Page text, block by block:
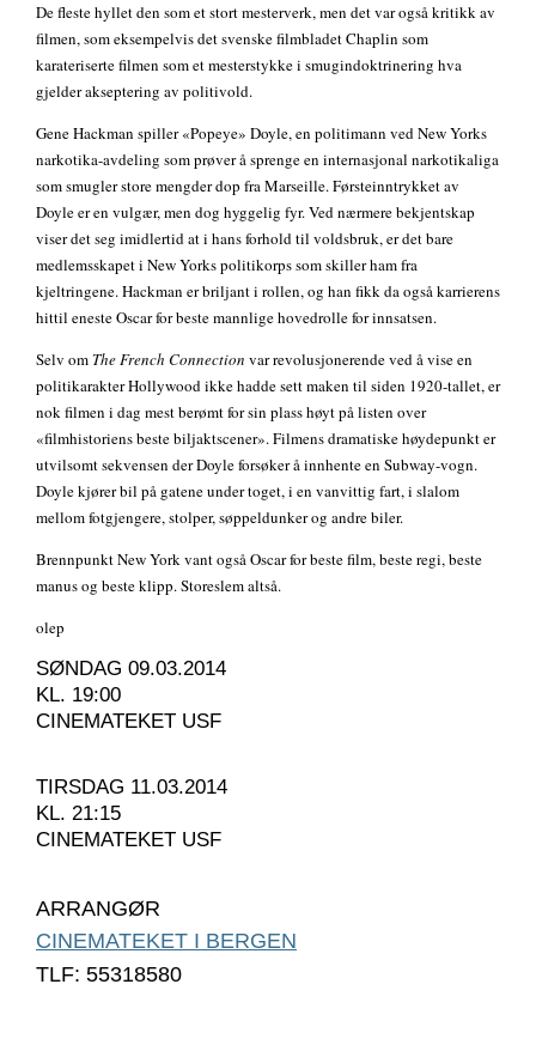
De fleste hyllet den som et stort mesterverk, men det var også kritikk av
filmen, som eksempelvis det svenske filmbladet Chaplin som
karateriserte filmen som et mesterstykke i smugindoktrinering hva
gjelder akseptering av politivold.
Gene Hackman spiller «Popeye» Doyle, en politimann ved New Yorks
narkotika-avdeling som prøver å sprenge en internasjonal narkotikaliga
som smugler store mengder dop fra Marseille. Førsteinntrykket av
Doyle er en vulgær, men dog hyggelig fyr. Ved nærmere bekjentskap
viser det seg imidlertid at i hans forhold til voldsbruk, er det bare
medlemsskapet i New Yorks politikorps som skiller ham fra
kjeltringene. Hackman er briljant i rollen, og han fikk da også karrierens
hittil eneste Oscar for beste mannlige hovedrolle for innsatsen.
Selv om The French Connection var revolusjonerende ved å vise en
politikarakter Hollywood ikke hadde sett maken til siden 1920-tallet, er
nok filmen i dag mest berømt for sin plass høyt på listen over
«filmhistoriens beste biljaktscener». Filmens dramatiske høydepunkt er
utvilsomt sekvensen der Doyle forsøker å innhente en Subway-vogn.
Doyle kjører bil på gatene under toget, i en vanvittig fart, i slalom
mellom fotgjengere, stolper, søppeldunker og andre biler.
Brennpunkt New York vant også Oscar for beste film, beste regi, beste
manus og beste klipp. Storeslem altså.
olep
SØNDAG 09.03.2014
KL. 19:00
CINEMATEKET USF
TIRSDAG 11.03.2014
KL. 21:15
CINEMATEKET USF
ARRANGØR
CINEMATEKET I BERGEN
TLF: 55318580